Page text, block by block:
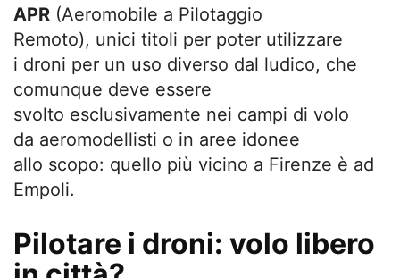
APR (Aeromobile a Pilotaggio
Remoto), unici titoli per poter utilizzare
i droni per un uso diverso dal ludico, che
comunque deve essere
svolto esclusivamente nei campi di volo
da aeromodellisti o in aree idonee
allo scopo: quello più vicino a Firenze è ad
Empoli.
Pilotare i droni: volo libero